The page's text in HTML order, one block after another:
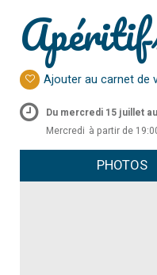
Ajouter au carnet de
Du mercredi 15 juillet
Mercredi à partir de
PHOTOS